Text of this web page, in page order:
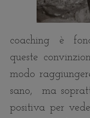
coaching è
queste
modo
sano, ma
positiva per